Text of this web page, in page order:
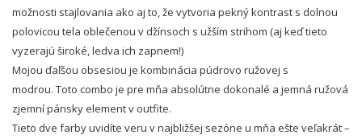
možnosti stajlovania ako aj to, že vytvoria pekný kontrast s dolnou
polovicou tela oblečenou v džínsoch s užším strihom (aj keď tieto
vyzerajú široké, ledva ich zapnem!)
Mojou ďaľšou obsesiou je kombinácia púdrovo ružovej s
modrou. Toto combo je pre mňa absolútne dokonalé a jemná ružová
zjemní pánsky element v outfite.
Tieto dve farby uvidíte veru v najbližšej sezóne u mňa ešte veľakrát –